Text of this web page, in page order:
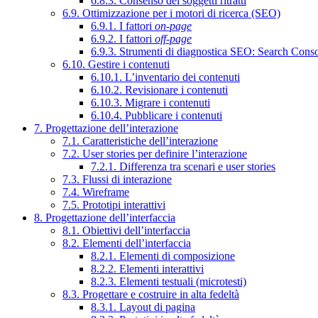
6.9. Ottimizzazione per i motori di ricerca (SEO)
6.9.1. I fattori on-page
6.9.2. I fattori off-page
6.9.3. Strumenti di diagnostica SEO: Search
6.10. Gestire i contenuti
6.10.1. L’inventario dei contenuti
6.10.2. Revisionare i contenuti
6.10.3. Migrare i contenuti
6.10.4. Pubblicare i contenuti
7. Progettazione dell’interazione
7.1. Caratteristiche dell’interazione
7.2. User stories per definire l’interazione
7.2.1. Differenza tra scenari e user stories
7.3. Flussi di interazione
7.4. Wireframe
7.5. Prototipi interattivi
8. Progettazione dell’interfaccia
8.1. Obiettivi dell’interfaccia
8.2. Elementi dell’interfaccia
8.2.1. Elementi di composizione
8.2.2. Elementi interattivi
8.2.3. Elementi testuali (microtesti)
8.3. Progettare e costruire in alta fedeltà
8.3.1. Layout di pagina